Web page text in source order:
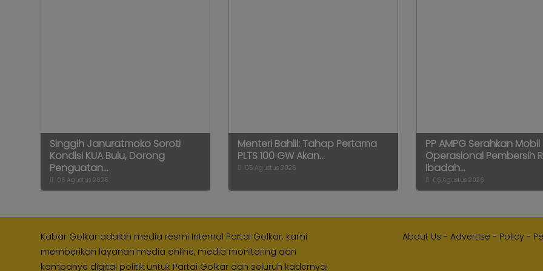
Singgih Januratmoko Soroti
Kondisi KUA Bulu, Dorong
Penguatan...
06 Agustus 2026
Menteri Bahlil: Tahap Pertama
PLTS 100 GW Akan...
05 Agustus 2026
PP AMPG Serahkan Mobil
Operasional Pembersih
Ibadah...
06 Agustus 2026
Kabar Golkar adalah media resmi Internal Partai Golkar. kami
memberikan layanan media online, media monitoring dan
kampanye digital politik untuk Partai Golkar dan seluruh kadernya.
About Us - Advertise - Policy-